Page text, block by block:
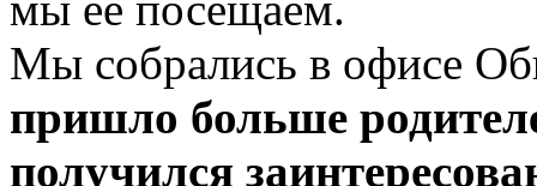
Мы собрались в офисе
пришло больше
получился